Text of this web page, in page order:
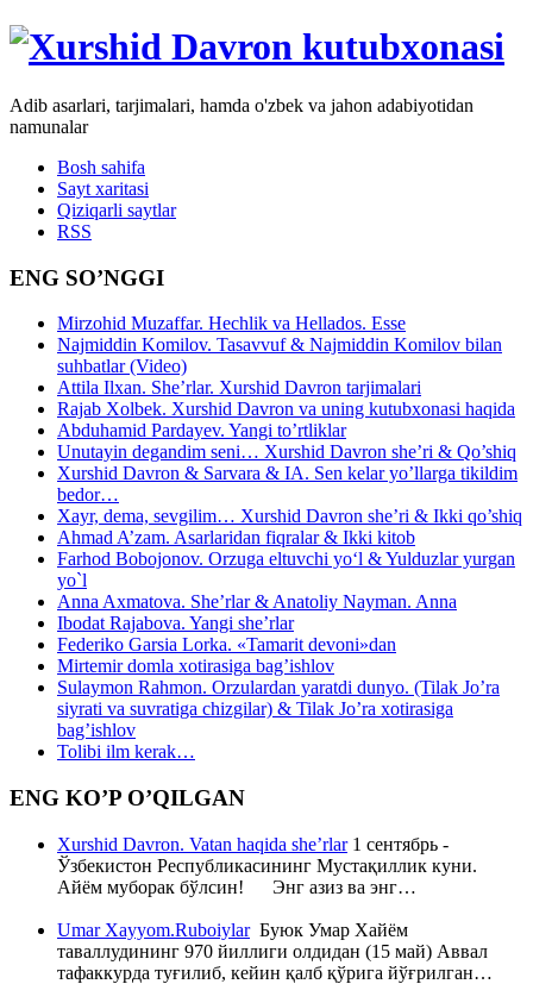
Adib asarlari, tarjimalari, hamda o'zbek va jahon adabiyotidan
namunalar
Bosh sahifa
Sayt xaritasi
Qiziqarli saytlar
RSS
ENG SO’NGGI
Mirzohid Muzaffar. Hechlik va Hellados. Esse
Najmiddin Komilov. Tasavvuf & Najmiddin Komilov bilan
suhbatlar (Video)
Attila Ilxan. She’rlar. Xurshid Davron tarjimalari
Rajab Xolbek. Xurshid Davron va uning kutubxonasi haqida
Abduhamid Pardayev. Yangi to’rtliklar
Unutayin degandim seni… Xurshid Davron she’ri & Qo’shiq
Xurshid Davron & Sarvara & IA. Sen kelar yo’llarga tikildim
bedor…
Xayr, dema, sevgilim… Xurshid Davron she’ri & Ikki qo’shiq
Ahmad A’zam. Asarlaridan fiqralar & Ikki kitob
Farhod Bobojonov. Orzuga eltuvchi yo‘l & Yulduzlar yurgan
yo`l
Anna Axmatova. She’rlar & Anatoliy Nayman. Anna
Ibodat Rajabova. Yangi she’rlar
Federiko Garsia Lorka. «Tamarit devoni»dan
Mirtemir domla xotirasiga bag’ishlov
Sulaymon Rahmon. Orzulardan yaratdi dunyo. (Tilak Jo’ra
siyrati va suvratiga chizgilar) & Tilak Jo’ra xotirasiga
bag’ishlov
Tolibi ilm kerak…
ENG KO’P O’QILGAN
Xurshid Davron. Vatan haqida she’rlar1 сентябрь -
Ўзбекистон Республикасининг Мустақиллик куни.
Айём муборак бўлсин! Энг азиз ва энг…
Umar Xayyom.RuboiylarБуюк Умар Хайём
таваллудининг 970 йиллиги олдидан (15 май) Аввал
тафаккурда туғилиб, кейин қалб қўрига йўғрилган…